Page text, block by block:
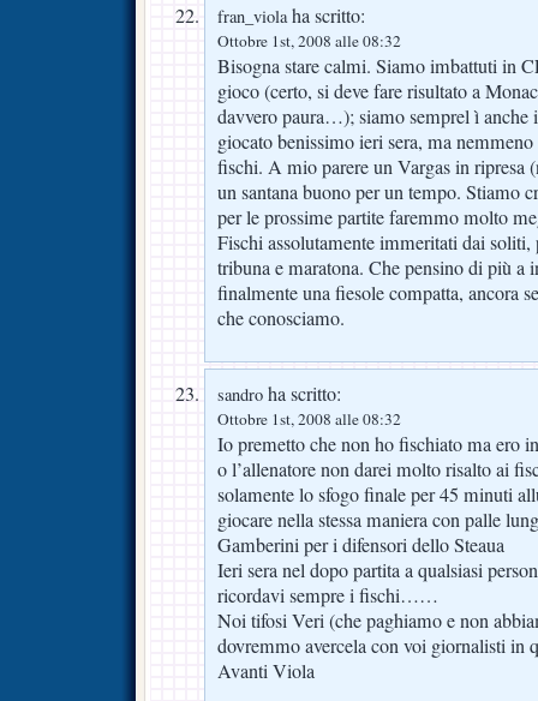
fran_violaha scritto:
Ottobre 1st, 2008 alle 08:32
Bisogna stare calmi. Siamo imbattuti in
gioco (certo, si deve fare risultato a
davvero paura…); siamo semprel ì anche
giocato benissimo ieri sera, ma
fischi. A mio parere un Vargas in ripresa
un santana buono per un tempo. Stiamo
per le prossime partite faremmo molto
Fischi assolutamente immeritati dai
tribuna e maratona. Che pensino di più a
finalmente una fiesole compatta, ancora
che conosciamo.
sandro ha scritto:
Ottobre 1st, 2008 alle 08:32
Io premetto che non ho fischiato ma ero
o l’allenatore non darei molto risalto ai
solamente lo sfogo finale per 45 minuti
giocare nella stessa maniera con palle
Gamberini per i difensori dello Steaua
Ieri sera nel dopo partita a qualsiasi
ricordavi sempre i fischi……
Noi tifosi Veri (che paghiamo e non
dovremmo avercela con voi giornalisti
Avanti Viola